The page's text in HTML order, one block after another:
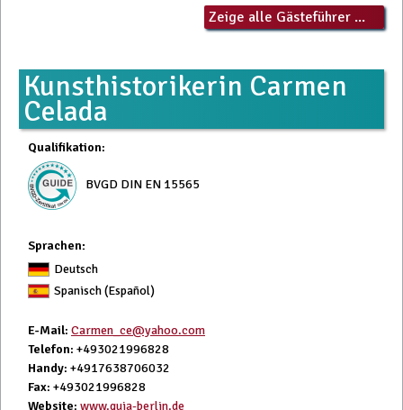
Zeige alle Gästeführer ...
Kunsthistorikerin Carmen
Celada
Qualifikation:
BVGD DIN EN 15565
Sprachen:
Deutsch
Spanisch (Español)
E-Mail: Carmen_ce@yahoo.com
Telefon: +493021996828
Handy: +4917638706032
Fax: +493021996828
Website: www.guia-berlin.de